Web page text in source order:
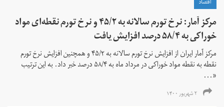
اقتصاد
مرکز آمار: نرخ تورم سالانه به ۴۵/۲ و نرخ تورم نقطه‌ای مواد
خوراکی به ۵۸/۴ درصد افزایش یافت
مرکز آمار ایران از افزایش نرخ تورم سالانه به ۴۵/۲ و همچنین افزایش نرخ تورم
نقطه به نقطه مواد خوراکی در مرداد ماه به ۵۸/۴ درصد خبر داد. به این ترتیب
«...
۲ شهریور ۱۴۰۰